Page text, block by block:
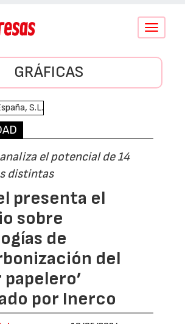
Conmutar
GRÁFICAS
el potencial de 14
distintas
presenta el
sobre
de
del
por Inerco